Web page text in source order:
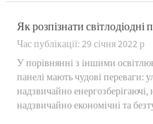
Як розпізнати світлодіодні
Час публікації: 29 січня 2022 р
У порівнянні з іншими
панелі мають чудові переваги:
надзвичайно
надзвичайно економічні та